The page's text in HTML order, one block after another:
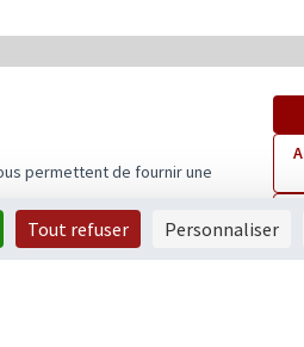
permettent de fournir une
Tout refuser Personnaliser